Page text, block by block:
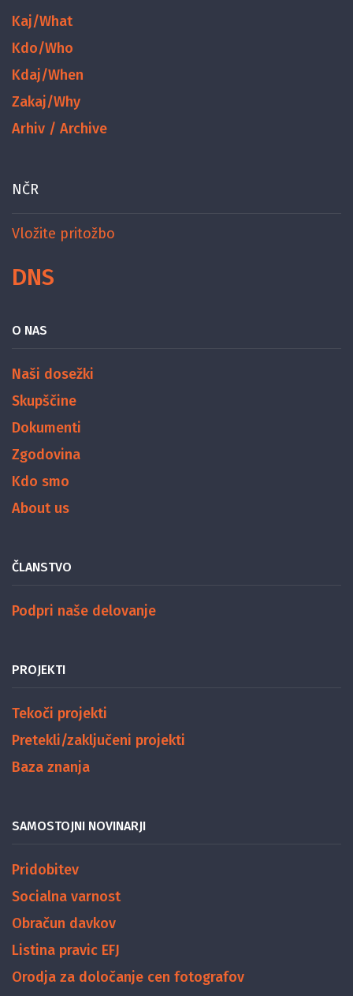
Kaj/What
Kdo/Who
Kdaj/When
Zakaj/Why
Arhiv / Archive
NČR
Vložite pritožbo
DNS
O NAS
Naši dosežki
Skupščine
Dokumenti
Zgodovina
Kdo smo
About us
ČLANSTVO
Podpri naše delovanje
PROJEKTI
Tekoči projekti
Pretekli/zaključeni projekti
Baza znanja
SAMOSTOJNI NOVINARJI
Pridobitev
Socialna varnost
Obračun davkov
Listina pravic EFJ
Orodja za določanje cen fotografov